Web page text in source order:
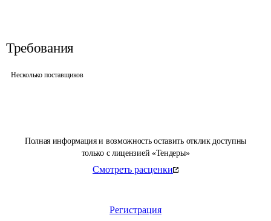
Полная информация и возможность оставить отклик доступны
только с лицензией «Тендеры»
Смотреть расценки
Регистрация
Требования
Несколько поставщиков